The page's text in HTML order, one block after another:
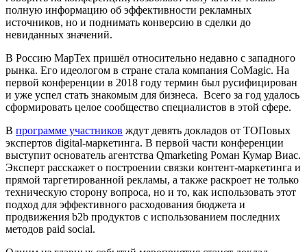
полную информацию об эффективности рекламных
источников, но и поднимать конверсию в сделки до
невиданных значений.
В Россию МарТех пришёл относительно недавно с западного
рынка. Его идеологом в стране стала компания CoMagic. На
первой конференции в 2018 году термин был русифицирован
и уже успел стать знакомым для бизнеса. Всего за год удалось
сформировать целое сообщество специалистов в этой сфере.
В программе участников ждут девять докладов от ТОПовых
экспертов digital-маркетинга. В первой части конференции
выступит основатель агентства Qmarketing Роман Кумар Виас.
Эксперт расскажет о построении связки контент-маркетинга и
прямой таргетированной рекламы, а также раскроет не только
техническую сторону вопроса, но и то, как использовать этот
подход для эффективного расходования бюджета и
продвижения b2b продуктов с использованием последних
методов paid social.